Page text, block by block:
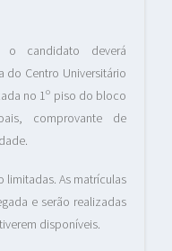
candidato deverá
do Centro Universitário
no 1º piso do bloco
comprovante de
limitadas. As matrículas
e serão realizadas
disponíveis.